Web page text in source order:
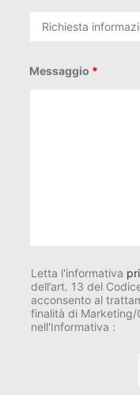
Messaggio *
Letta l'informativa
dell’art. 13 del
acconsento al
finalità di Marketing/
nell'Informativa :